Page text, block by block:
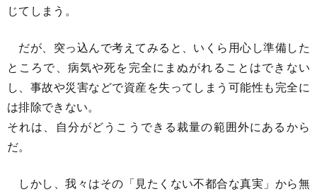
じてしまう。
だが、突っ込んで考えてみると、いくら用心し準備した
ところで、病気や死を完全にまぬがれることはできない
し、事故や災害などで資産を失ってしまう可能性も完全に
は排除できない。
それは、自分がどうこうできる裁量の範囲外にあるから
だ。
しかし、我々はその「見たくない不都合な真実」から無